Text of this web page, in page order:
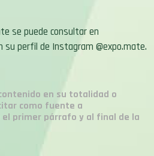
se puede consultar en
su perfil de Instagram @expo.mate.
en su totalidad o
como fuente a
el primer párrafo y al final de la